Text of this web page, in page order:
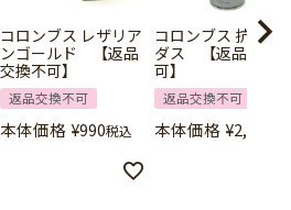
コロンブス レザリア
ンゴールド 【返品
交換不可】
返品交換不可
本体価格 ¥990税込
コロンブス 抗菌ア
ダス 【返品交換
可】
返品交換不可
本体価格 ¥2,420